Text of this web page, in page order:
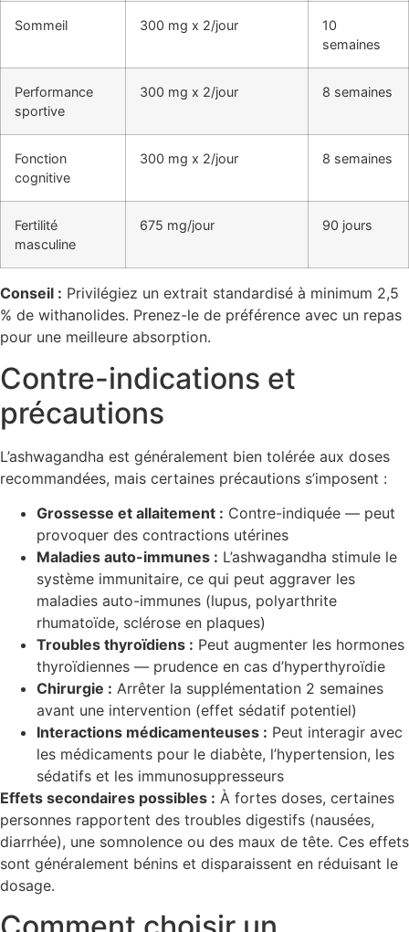
Sommeil 300 mg x 2/jour
10
semaines
Performance
sportive
300 mg x 2/jour 8 semaines
Fonction
cognitive
300 mg x 2/jour 8 semaines
Fertilité
masculine
675 mg/jour 90 jours
Conseil : Privilégiez un extrait standardisé à minimum 2,5
% de withanolides. Prenez-le de préférence avec un repas
pour une meilleure absorption.
Contre-indications et
précautions
L’ashwagandha est généralement bien tolérée aux doses
recommandées, mais certaines précautions s’imposent :
Grossesse et allaitement : Contre-indiquée — peut
provoquer des contractions utérines
Maladies auto-immunes : L’ashwagandha stimule le
système immunitaire, ce qui peut aggraver les
maladies auto-immunes (lupus, polyarthrite
rhumatoïde, sclérose en plaques)
Troubles thyroïdiens : Peut augmenter les hormones
thyroïdiennes — prudence en cas d’hyperthyroïdie
Chirurgie : Arrêter la supplémentation 2 semaines
avant une intervention (effet sédatif potentiel)
Interactions médicamenteuses : Peut interagir avec
les médicaments pour le diabète, l’hypertension, les
sédatifs et les immunosuppresseurs
Effets secondaires possibles : À fortes doses, certaines
personnes rapportent des troubles digestifs (nausées,
diarrhée), une somnolence ou des maux de tête. Ces effets
sont généralement bénins et disparaissent en réduisant le
dosage.